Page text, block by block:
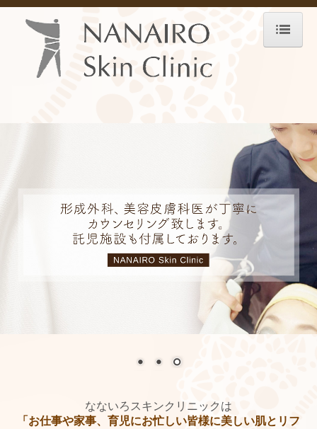
HOME
診療時間・アクセス
託児サービス
よくある質問-Q&A-なないろスキンクリニックは
「お仕事や家事、育児にお忙しい皆様に美しい肌とリフ